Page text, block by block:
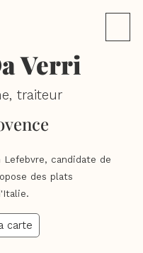
Verri
traiteur
candidate de
des plats
carte